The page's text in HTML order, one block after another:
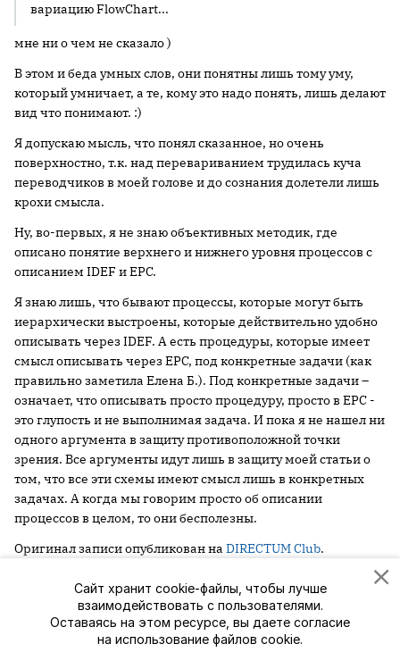
вариацию FlowChart...
мне ни о чем не сказало )
В этом и беда умных слов, они понятны лишь тому уму,
который умничает, а те, кому это надо понять, лишь делают
вид что понимают. :)
Я допускаю мысль, что понял сказанное, но очень
поверхностно, т.к. над перевариванием трудилась куча
переводчиков в моей голове и до сознания долетели лишь
крохи смысла.
Ну, во-первых, я не знаю объективных методик, где
описано понятие верхнего и нижнего уровня процессов с
описанием IDEF и EPC.
Я знаю лишь, что бывают процессы, которые могут быть
иерархически выстроены, которые действительно удобно
описывать через IDEF. А есть процедуры, которые имеет
смысл описывать через EPC, под конкретные задачи (как
правильно заметила Елена Б.). Под конкретные задачи –
означает, что описывать просто процедуру, просто в EPC -
это глупость и не выполнимая задача. И пока я не нашел ни
одного аргумента в защиту противоположной точки
зрения. Все аргументы идут лишь в защиту моей статьи о
том, что все эти схемы имеют смысл лишь в конкретных
задачах. А когда мы говорим просто об описании
процессов в целом, то они бесполезны.
Оригинал записи опубликован на DIRECTUM Club.
бизнес-процессы bpm
Сайт хранит cookie-файлы, чтобы лучше
взаимодействовать с пользователями.
Оставаясь на этом ресурсе, вы даете согласие
на использование файлов cookie.